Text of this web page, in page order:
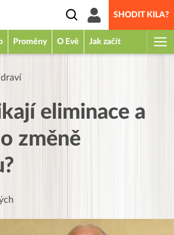
SHODIT KILA?
Proměny O Evě Jak začít
eliminace a
změně